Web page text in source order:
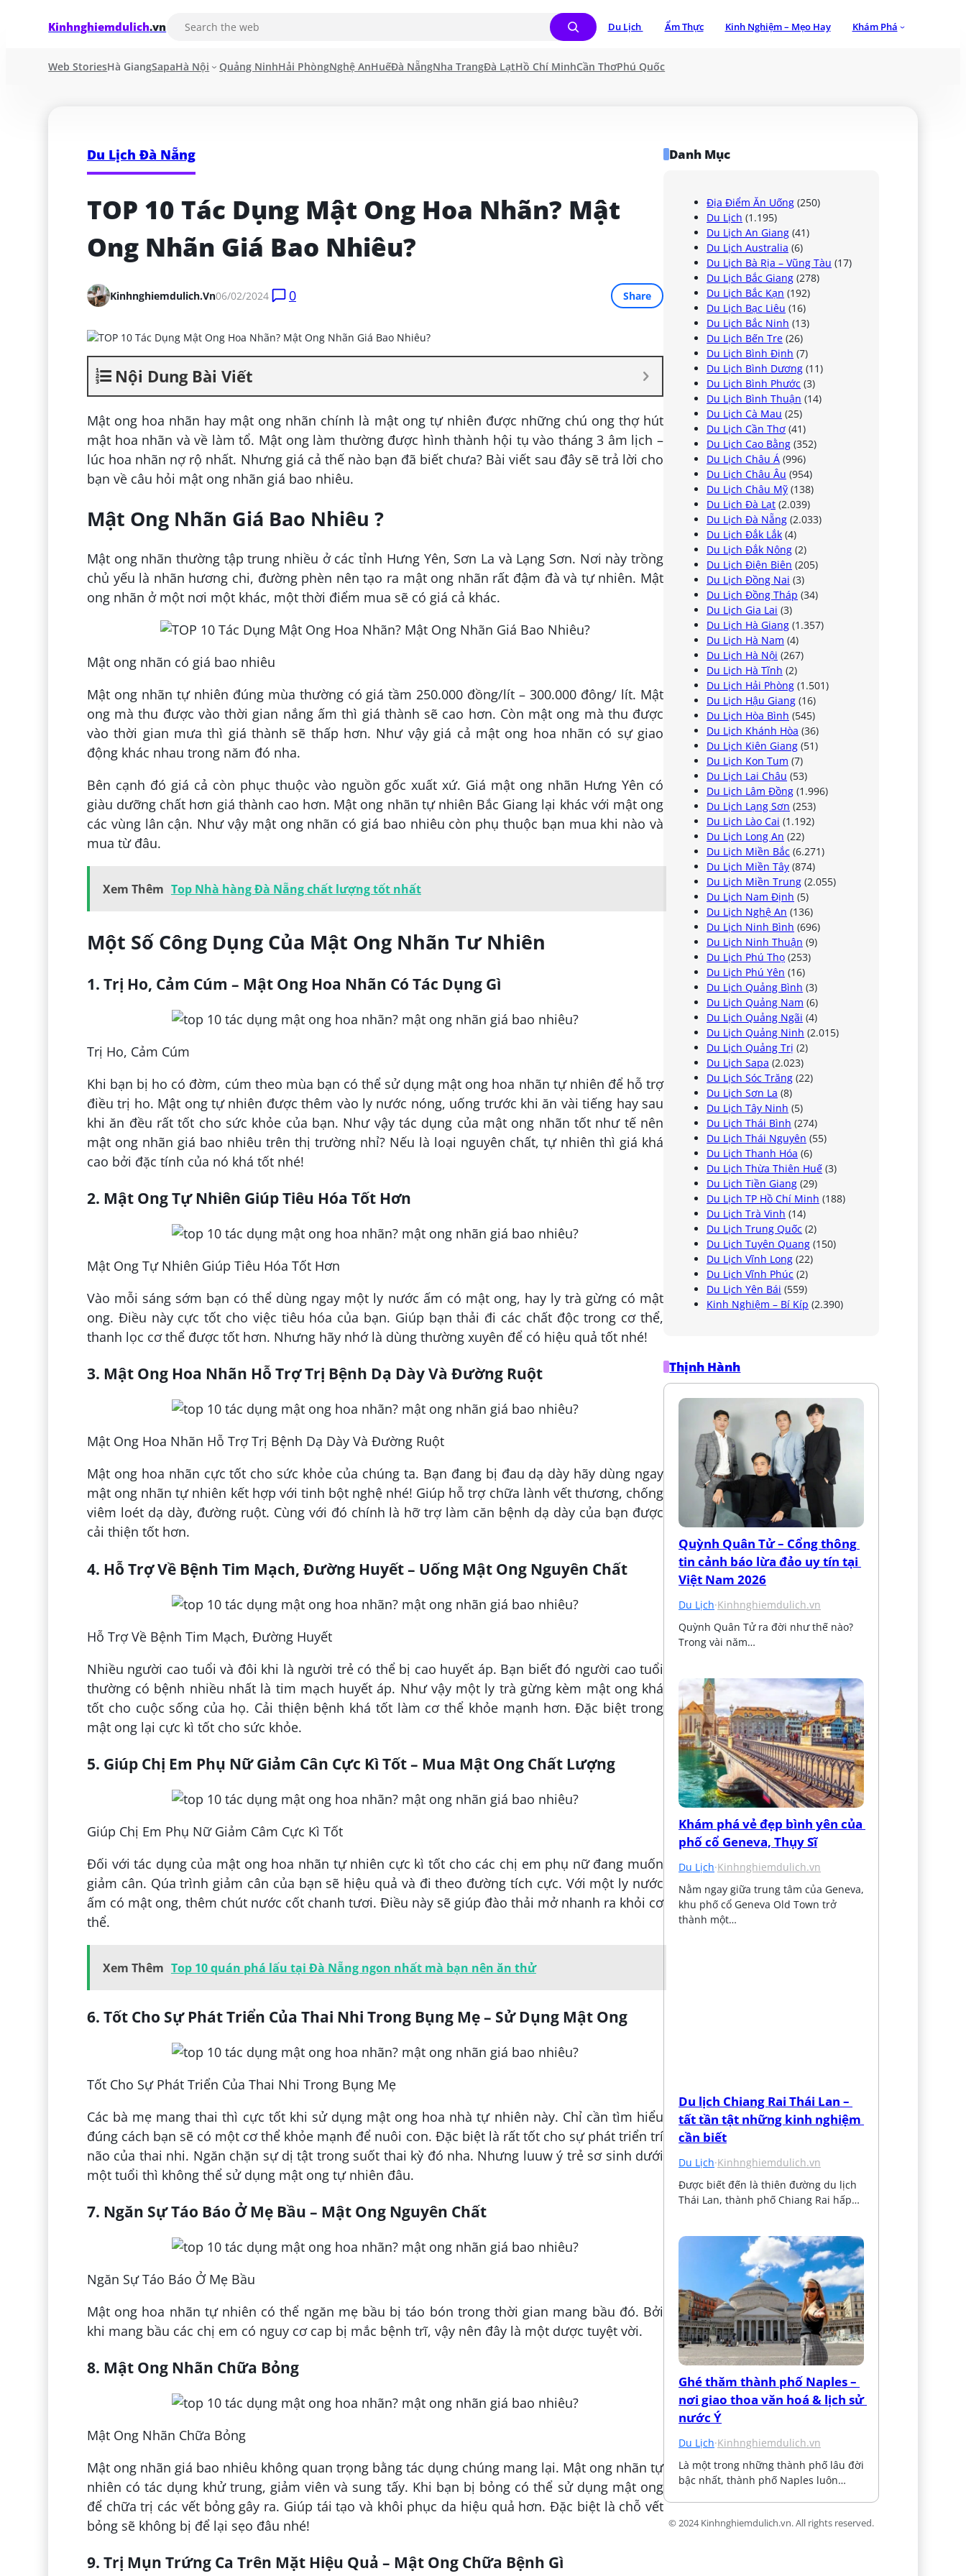
Kinhnghiemdulich.vn Du Lịch Ẩm Thực Kinh Nghiệm – Mẹo Hay Khám Phá
Web StoriesHà GiangSapaHà Nội Quảng NinhHải PhòngNghệ AnHuếĐà NẵngNha TrangĐà LạtHồ Chí MinhCần ThơPhú Quốc
Du Lịch Đà Nẵng
TOP 10 Tác Dụng Mật Ong Hoa Nhãn? Mật
Ong Nhãn Giá Bao Nhiêu?
Kinhnghiemdulich.vn06/02/2024 0 Share
Nội Dung Bài Viết
Mật ong hoa nhãn hay mật ong nhãn chính là mật ong tự nhiên được những chú ong thợ hút
mật hoa nhãn và về làm tổ. Mật ong làm thường được hình thành hội tụ vào tháng 3 âm lịch –
lúc hoa nhãn nợ rộ nhất. Nhưng giá cả thế nào bạn đã biết chưa? Bài viết sau đây sẽ trả lời cho
bạn về câu hỏi mật ong nhãn giá bao nhiêu.
Mật Ong Nhãn Giá Bao Nhiêu ?
Mật ong nhãn thường tập trung nhiều ở các tỉnh Hưng Yên, Sơn La và Lạng Sơn. Nơi này trồng
chủ yếu là nhãn hương chi, đường phèn nên tạo ra mật ong nhãn rất đậm đà và tự nhiên. Mật
ong nhãn ở một nơi một khác, một thời điểm mua sẽ có giá cả khác.
Mật ong nhãn có giá bao nhiêu
Mật ong nhãn tự nhiên đúng mùa thường có giá tầm 250.000 đồng/lít – 300.000 đông/ lít. Mật
ong mà thu được vào thời gian nắng ấm thì giá thành sẽ cao hơn. Còn mật ong mà thu được
vào thời gian mưa thì giá thành sẽ thấp hơn. Như vậy giá cả mật ong hoa nhãn có sự giao
động khác nhau trong năm đó nha.
Bên cạnh đó giá cả còn phục thuộc vào nguồn gốc xuất xứ. Giá mật ong nhãn Hưng Yên có
giàu dưỡng chất hơn giá thành cao hơn. Mật ong nhãn tự nhiên Bắc Giang lại khác với mật ong
các vùng lân cận. Như vậy mật ong nhãn có giá bao nhiêu còn phụ thuộc bạn mua khi nào và
mua từ đâu.
Xem Thêm Top Nhà hàng Đà Nẵng chất lượng tốt nhất
Một Số Công Dụng Của Mật Ong Nhãn Tư Nhiên
1. Trị Ho, Cảm Cúm – Mật Ong Hoa Nhãn Có Tác Dụng Gì
Trị Ho, Cảm Cúm
Khi bạn bị ho có đờm, cúm theo mùa bạn có thể sử dụng mật ong hoa nhãn tự nhiên để hỗ trợ
điều trị ho. Mật ong tự nhiên được thêm vào ly nước nóng, uống trước khi ăn vài tiếng hay sau
khi ăn đều rất tốt cho sức khỏe của bạn. Như vậy tác dụng của mật ong nhãn tốt như tế nên
mật ong nhãn giá bao nhiêu trên thị trường nhỉ? Nếu là loại nguyên chất, tự nhiên thì giá khá
cao bởi đặc tính của nó khá tốt nhé!
2. Mật Ong Tự Nhiên Giúp Tiêu Hóa Tốt Hơn
Mật Ong Tự Nhiên Giúp Tiêu Hóa Tốt Hơn
Vào mỗi sáng sớm bạn có thể dùng ngay một ly nước ấm có mật ong, hay ly trà gừng có mật
ong. Điều này cực tốt cho việc tiêu hóa của bạn. Giúp bạn thải đi các chất độc trong cơ thể,
thanh lọc cơ thể được tốt hơn. Nhưng hãy nhớ là dùng thường xuyên để có hiệu quả tốt nhé!
3. Mật Ong Hoa Nhãn Hỗ Trợ Trị Bệnh Dạ Dày Và Đường Ruột
Mật Ong Hoa Nhãn Hỗ Trợ Trị Bệnh Dạ Dày Và Đường Ruột
Mật ong hoa nhãn cực tốt cho sức khỏe của chúng ta. Bạn đang bị đau dạ dày hãy dùng ngay
mật ong nhãn tự nhiên kết hợp với tinh bột nghệ nhé! Giúp hỗ trợ chữa lành vết thương, chống
viêm loét dạ dày, đường ruột. Cùng với đó chính là hỡ trợ làm căn bệnh dạ dày của bạn được
cải thiện tốt hơn.
4. Hỗ Trợ Về Bệnh Tim Mạch, Đường Huyết – Uống Mật Ong Nguyên Chất
Hỗ Trợ Về Bệnh Tim Mạch, Đường Huyết
Nhiều người cao tuổi và đôi khi là người trẻ có thể bị cao huyết áp. Bạn biết đó người cao tuổi
thường có bệnh nhiều nhất là tim mạch huyết áp. Như vậy một ly trà gừng kèm mật ong khá
tốt cho cuộc sống của họ. Cải thiện bệnh khá tốt làm cơ thể khỏe mạnh hơn. Đặc biệt trong
mật ong lại cực kì tốt cho sức khỏe.
5. Giúp Chị Em Phụ Nữ Giảm Cân Cực Kì Tốt – Mua Mật Ong Chất Lượng
Giúp Chị Em Phụ Nữ Giảm Câm Cực Kì Tốt
Đối với tác dụng của mật ong hoa nhãn tự nhiên cực kì tốt cho các chị em phụ nữ đang muốn
giảm cân. Qúa trình giảm cân của bạn sẽ hiệu quả và đi theo đường tích cực. Với một ly nước
ấm có mật ong, thêm chút nước cốt chanh tươi. Điều này sẽ giúp đào thải mở nhanh ra khỏi cơ
thể.
Xem Thêm Top 10 quán phá lấu tại Đà Nẵng ngon nhất mà bạn nên ăn thử
6. Tốt Cho Sự Phát Triển Của Thai Nhi Trong Bụng Mẹ – Sử Dụng Mật Ong
Tốt Cho Sự Phát Triển Của Thai Nhi Trong Bụng Mẹ
Các bà mẹ mang thai thì cực tốt khi sử dụng mật ong hoa nhà tự nhiên này. Chỉ cần tìm hiểu
đúng cách bạn sẽ có một cơ thể khỏe mạnh để nuôi con. Đặc biệt là rất tốt cho sự phát triển trí
não của thai nhi. Ngăn chặn sự dị tật trong suốt thai kỳ đó nha. Nhưng luuw ý trẻ sơ sinh dưới
một tuổi thì không thể sử dụng mật ong tự nhiên đâu.
7. Ngăn Sự Táo Báo Ở Mẹ Bầu – Mật Ong Nguyên Chất
Ngăn Sự Táo Báo Ở Mẹ Bầu
Mật ong hoa nhãn tự nhiên có thể ngăn mẹ bầu bị táo bón trong thời gian mang bầu đó. Bởi
khi mang bầu các chị em có nguy cơ cap bị mắc bệnh trĩ, vậy nên đây là một dược tuyệt vời.
8. Mật Ong Nhãn Chữa Bỏng
Mật Ong Nhãn Chữa Bỏng
Mật ong nhãn giá bao nhiêu không quan trọng bằng tác dụng chúng mang lại. Mật ong nhãn tự
nhiên có tác dụng khử trung, giảm viên và sung tấy. Khi bạn bị bỏng có thể sử dụng mật ong
để chữa trị các vết bỏng gây ra. Giúp tái tạo và khôi phục da hiệu quả hơn. Đặc biệt là chỗ vết
bỏng sẽ không bị để lại sẹo đâu nhé!
9. Trị Mụn Trứng Ca Trên Mặt Hiệu Quả – Mật Ong Chữa Bệnh Gì
Danh Mục
Địa Điểm Ăn Uống (250)
Du Lịch (1.195)
Du Lịch An Giang (41)
Du Lịch Australia (6)
Du Lịch Bà Rịa – Vũng Tàu (17)
Du Lịch Bắc Giang (278)
Du Lịch Bắc Kạn (192)
Du Lịch Bạc Liêu (16)
Du Lịch Bắc Ninh (13)
Du Lịch Bến Tre (26)
Du Lịch Bình Định (7)
Du Lịch Bình Dương (11)
Du Lịch Bình Phước (3)
Du Lịch Bình Thuận (14)
Du Lịch Cà Mau (25)
Du Lịch Cần Thơ (41)
Du Lịch Cao Bằng (352)
Du Lịch Châu Á (996)
Du Lịch Châu Âu (954)
Du Lịch Châu Mỹ (138)
Du Lịch Đà Lạt (2.039)
Du Lịch Đà Nẵng (2.033)
Du Lịch Đắk Lắk (4)
Du Lịch Đắk Nông (2)
Du Lịch Điện Biên (205)
Du Lịch Đồng Nai (3)
Du Lịch Đồng Tháp (34)
Du Lịch Gia Lai (3)
Du Lịch Hà Giang (1.357)
Du Lịch Hà Nam (4)
Du Lịch Hà Nội (267)
Du Lịch Hà Tĩnh (2)
Du Lịch Hải Phòng (1.501)
Du Lịch Hậu Giang (16)
Du Lịch Hòa Bình (545)
Du Lịch Khánh Hòa (36)
Du Lịch Kiên Giang (51)
Du Lịch Kon Tum (7)
Du Lịch Lai Châu (53)
Du Lịch Lâm Đồng (1.996)
Du Lịch Lạng Sơn (253)
Du Lịch Lào Cai (1.192)
Du Lịch Long An (22)
Du Lịch Miền Bắc (6.271)
Du Lịch Miền Tây (874)
Du Lịch Miền Trung (2.055)
Du Lịch Nam Định (5)
Du Lịch Nghệ An (136)
Du Lịch Ninh Bình (696)
Du Lịch Ninh Thuận (9)
Du Lịch Phú Thọ (253)
Du Lịch Phú Yên (16)
Du Lịch Quảng Bình (3)
Du Lịch Quảng Nam (6)
Du Lịch Quảng Ngãi (4)
Du Lịch Quảng Ninh (2.015)
Du Lịch Quảng Trị (2)
Du Lịch Sapa (2.023)
Du Lịch Sóc Trăng (22)
Du Lịch Sơn La (8)
Du Lịch Tây Ninh (5)
Du Lịch Thái Bình (274)
Du Lịch Thái Nguyên (55)
Du Lịch Thanh Hóa (6)
Du Lịch Thừa Thiên Huế (3)
Du Lịch Tiền Giang (29)
Du Lịch TP Hồ Chí Minh (188)
Du Lịch Trà Vinh (14)
Du Lịch Trung Quốc (2)
Du Lịch Tuyên Quang (150)
Du Lịch Vĩnh Long (22)
Du Lịch Vĩnh Phúc (2)
Du Lịch Yên Bái (559)
Kinh Nghiệm – Bí Kíp (2.390)
Thịnh Hành
Quỳnh Quân Tử – Cổng thông
tin cảnh báo lừa đảo uy tín tại
Việt Nam 2026
Du Lịch·Kinhnghiemdulich.vn
Quỳnh Quân Tử ra đời như thế nào?
Trong vài năm…
Khám phá vẻ đẹp bình yên của
phố cổ Geneva, Thụy Sĩ
Du Lịch·Kinhnghiemdulich.vn
Nằm ngay giữa trung tâm của Geneva,
khu phố cổ Geneva Old Town trở
thành một…
Du lịch Chiang Rai Thái Lan –
tất tần tật những kinh nghiệm
cần biết
Du Lịch·Kinhnghiemdulich.vn
Được biết đến là thiên đường du lịch
Thái Lan, thành phố Chiang Rai hấp…
Ghé thăm thành phố Naples –
nơi giao thoa văn hoá & lịch sử
nước Ý
Du Lịch·Kinhnghiemdulich.vn
Là một trong những thành phố lâu đời
bậc nhất, thành phố Naples luôn…
© 2024 Kinhnghiemdulich.vn. All rights reserved.